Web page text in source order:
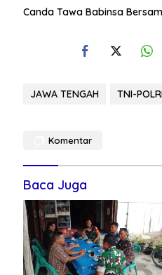
Canda Tawa Babinsa
JAWA TENGAH TNI-
Komentar
Baca Juga